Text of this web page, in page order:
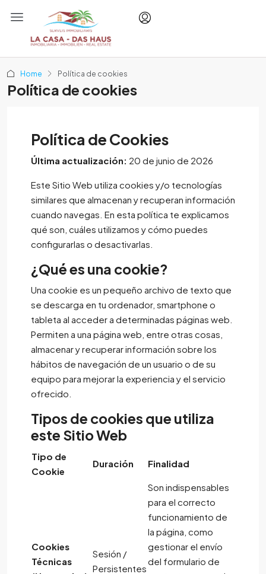
Home Política de cookies
Política de cookies
Política de Cookies
Última actualización: 20 de junio de 2026
Este Sitio Web utiliza cookies y/o tecnologías
similares que almacenan y recuperan información
cuando navegas. En esta política te explicamos
qué son, cuáles utilizamos y cómo puedes
configurarlas o desactivarlas.
¿Qué es una cookie?
Una cookie es un pequeño archivo de texto que
se descarga en tu ordenador, smartphone o
tableta al acceder a determinadas páginas web.
Permiten a una página web, entre otras cosas,
almacenar y recuperar información sobre los
hábitos de navegación de un usuario o de su
equipo para mejorar la experiencia y el servicio
ofrecido.
Tipos de cookies que utiliza
este Sitio Web
Tipo de
Cookie
Duración Finalidad
Cookies
Técnicas
Sesión /
Persistentes
Son indispensables
para el correcto
funcionamiento de
la página, como
gestionar el envío
del formulario de